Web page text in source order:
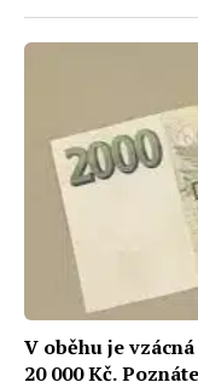
V oběhu je
20 000 Kč.